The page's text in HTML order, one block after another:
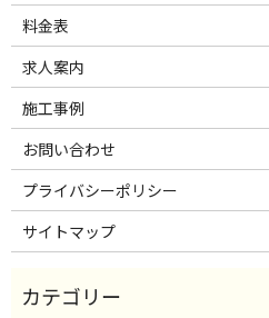
料金表
求人案内
施工事例
お問い合わせ
プライバシーポリシー
サイトマップ